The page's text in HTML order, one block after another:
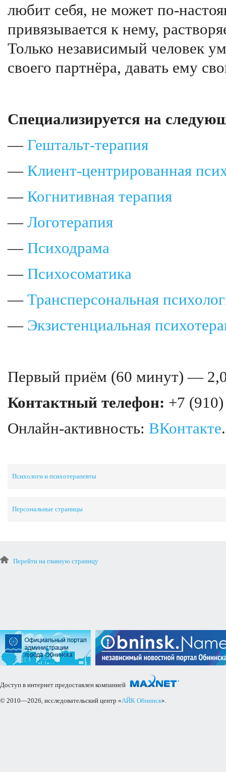
любит себя, не может по-
привязывается к нему,
Только независимый человек
своего партнёра, давать ему
Специализируется на
— Гештальт-терапия
— Клиент-центрированная
— Когнитивная терапия
— Логотерапия
— Психодрама
— Психосоматика
— Трансперсональная
— Экзистенциальная
Первый приём (60 минут) —
Контактный телефон: +7
Онлайн-активность: ВКонтакте.
Психологи и психотерапевты
Персональные страницы
Перейти на главную страницу
Доступ в интернет предоставлен компанией
© 2010—2026, исследовательский центр «АЙК Обнинск».